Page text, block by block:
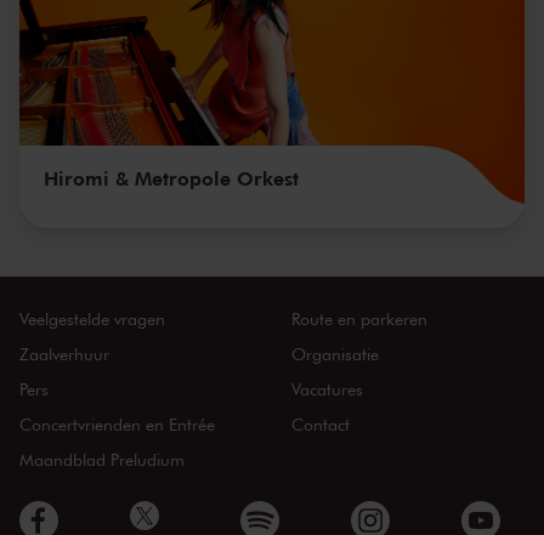
Hiromi & Metropole Orkest
Veelgestelde vragen
Zaalverhuur
Pers
Concertvrienden en Entrée
Maandblad Preludium
Route en parkeren
Organisatie
Vacatures
Contact